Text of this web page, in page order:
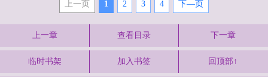
上一页 1 2 3 4 下—页
上一章 查看目录 下一章
临时书架 加入书签 回顶部↑